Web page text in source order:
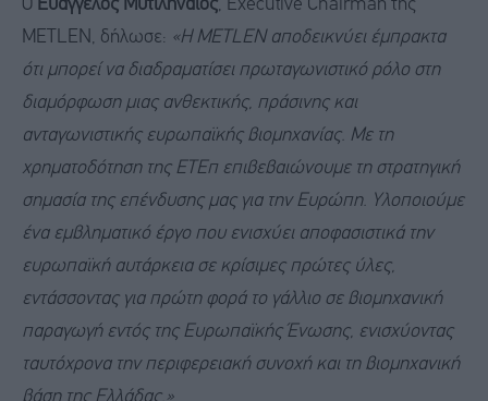
Ο Ευάγγελος Μυτιληναίος, Executive Chairman της
METLEN, δήλωσε: «Η METLEN αποδεικνύει έμπρακτα
ότι μπορεί να διαδραματίσει πρωταγωνιστικό ρόλο στη
διαμόρφωση μιας ανθεκτικής, πράσινης και
ανταγωνιστικής ευρωπαϊκής βιομηχανίας. Με τη
χρηματοδότηση της ΕΤΕπ επιβεβαιώνουμε τη στρατηγική
σημασία της επένδυσης μας για την Ευρώπη. Υλοποιούμε
ένα εμβληματικό έργο που ενισχύει αποφασιστικά την
ευρωπαϊκή αυτάρκεια σε κρίσιμες πρώτες ύλες,
εντάσσοντας για πρώτη φορά το γάλλιο σε βιομηχανική
παραγωγή εντός της Ευρωπαϊκής Ένωσης, ενισχύοντας
ταυτόχρονα την περιφερειακή συνοχή και τη βιομηχανική